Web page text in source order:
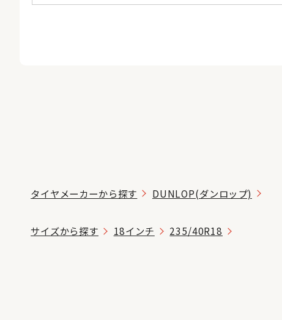
タイヤメーカーから探す DUNLOP(ダンロップ)
サイズから探す 18インチ 235/40R18